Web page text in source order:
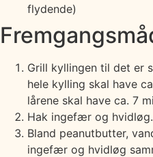
flydende)
Grill kyllingen til det er
hele kylling skal have
lårene skal have ca. 7
Hak ingefær og hvidløg.
Bland peanutbutter,
ingefær og hvidløg